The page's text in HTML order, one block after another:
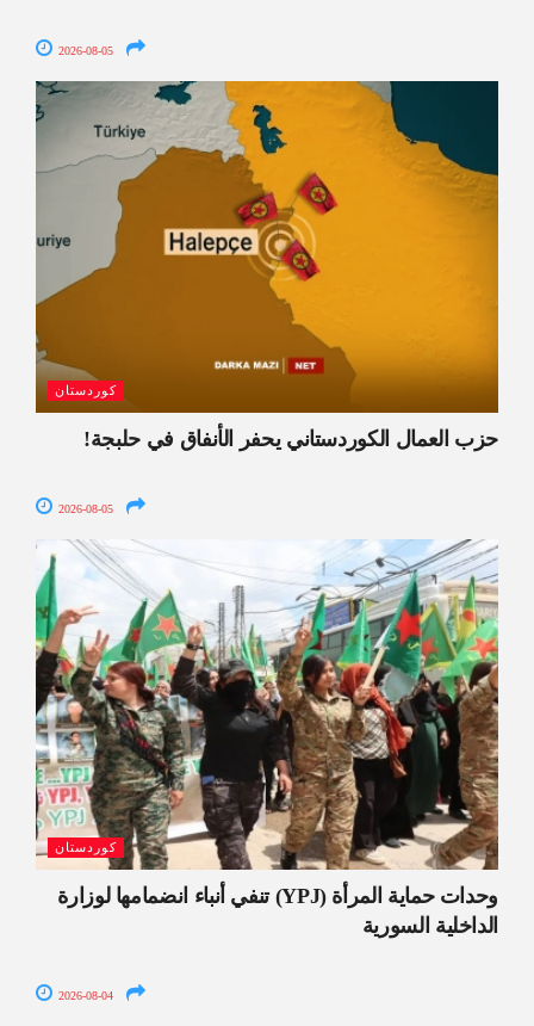
2026-08-05
كوردستان
حزب العمال الكوردستاني يحفر الأنفاق في حلبجة!
2026-08-05
كوردستان
وحدات حماية المرأة (YPJ) تنفي أنباء انضمامها لوزارة
الداخلية السورية
2026-08-04